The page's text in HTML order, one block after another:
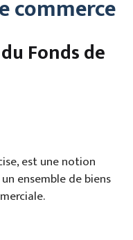
commerce
Fonds de
est une notion
ensemble de biens